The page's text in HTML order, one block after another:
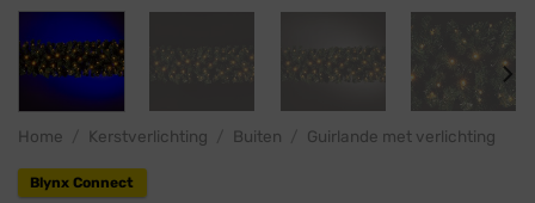
Home Kerstverlichting Buiten Guirlande met verlichting
Blynx Connect